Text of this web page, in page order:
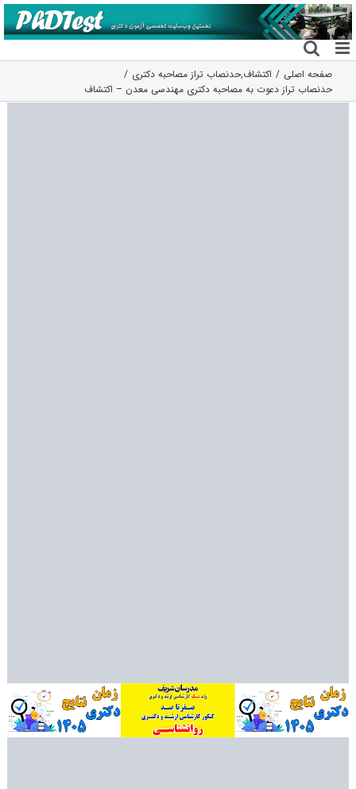
رفتن
به
محتوا
صفحه اصلی اکتشاف,حدنصاب تراز مصاحبه دکتری
حدنصاب تراز دعوت به مصاحبه دکتری مهندسی معدن – اکتشاف